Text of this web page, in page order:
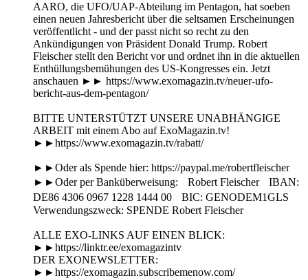
AARO, die UFO/UAP-Abteilung im Pentagon, hat soeben
einen neuen Jahresbericht über die seltsamen Erscheinungen
veröffentlicht - und der passt nicht so recht zu den
Ankündigungen von Präsident Donald Trump. Robert
Fleischer stellt den Bericht vor und ordnet ihn in die aktuellen
Enthüllungsbemühungen des US-Kongresses ein. Jetzt
anschauen ►► https://www.exomagazin.tv/neuer-ufo-
bericht-aus-dem-pentagon/
BITTE UNTERSTÜTZT UNSERE UNABHÄNGIGE
ARBEIT mit einem Abo auf ExoMagazin.tv!
►►https://www.exomagazin.tv/rabatt/
►►Oder als Spende hier: https://paypal.me/robertfleischer
►►Oder per Banküberweisung: Robert Fleischer IBAN:
DE86 4306 0967 1228 1444 00 BIC: GENODEM1GLS
Verwendungszweck: SPENDE Robert Fleischer
ALLE EXO-LINKS AUF EINEN BLICK:
►►https://linktr.ee/exomagazintv
DER EXONEWSLETTER:
►►https://exomagazin.subscribemenow.com/